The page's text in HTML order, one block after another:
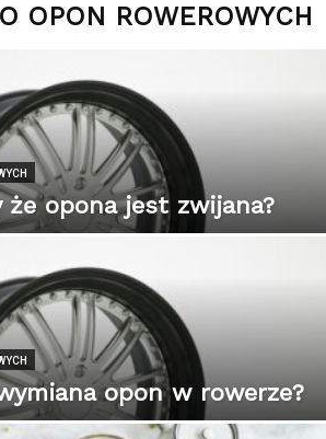
OPON ROWEROWYCH
że opona jest zwijana?
opon w rowerze?